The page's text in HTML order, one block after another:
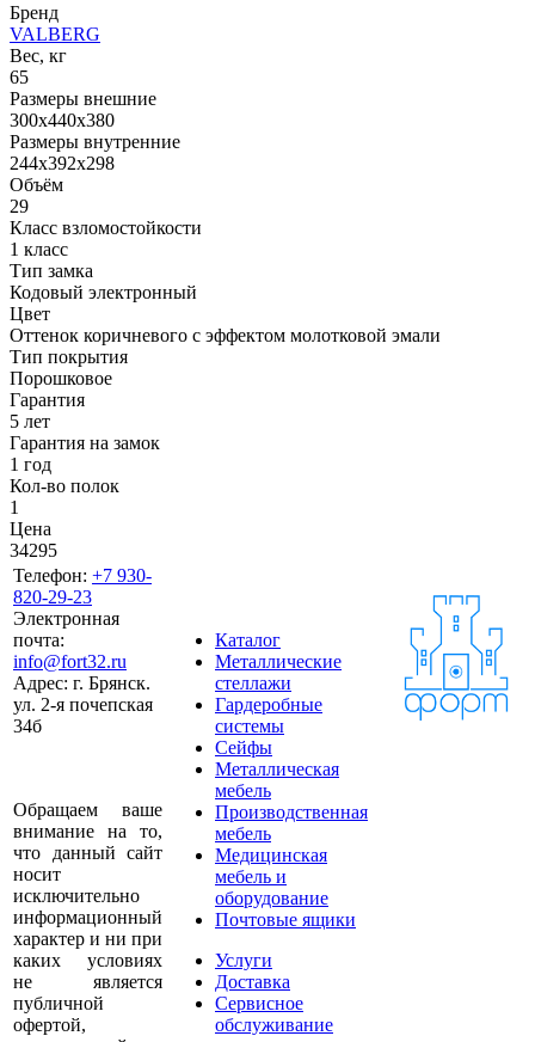
Бренд
VALBERG
Вес, кг
65
Размеры внешние
300x440x380
Размеры внутренние
244x392x298
Объём
29
Класс взломостойкости
1 класс
Тип замка
Кодовый электронный
Цвет
Оттенок коричневого с эффектом молотковой эмали
Тип покрытия
Порошковое
Гарантия
5 лет
Гарантия на замок
1 год
Кол-во полок
1
Цена
34295
Телефон: +7 930-
820-29-23
Электронная
почта:
info@fort32.ru
Адрес: г. Брянск.
ул. 2-я почепская
34б
Обращаем ваше
внимание на то,
что данный сайт
носит
исключительно
информационный
характер и ни при
каких условиях
не является
публичной
офертой,
Каталог
Металлические
стеллажи
Гардеробные
системы
Сейфы
Металлическая
мебель
Производственная
мебель
Медицинская
мебель и
оборудование
Почтовые ящики
Услуги
Доставка
Сервисное
обслуживание